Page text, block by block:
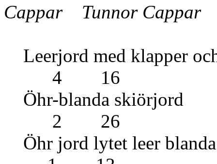
Cappar Tunnor Cappar
Leerjord med
4 16
Öhr-
2 26
Öhr jord